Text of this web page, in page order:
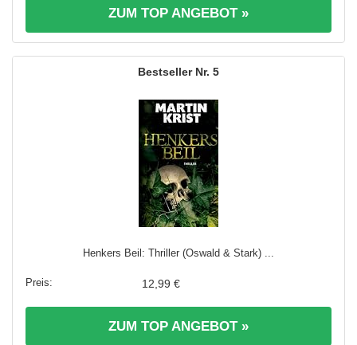
ZUM TOP ANGEBOT »
5
Henkers Beil: Thriller (Oswald & Stark) ...
12,99 €
ZUM TOP ANGEBOT »